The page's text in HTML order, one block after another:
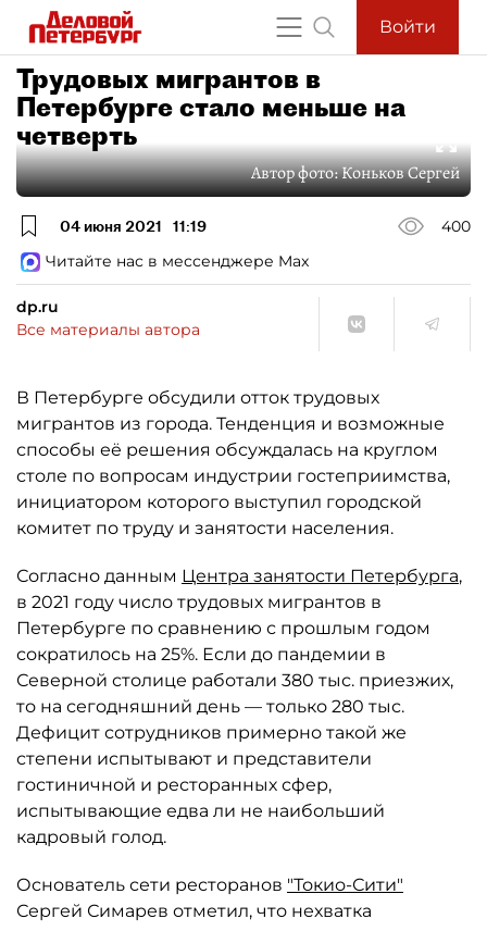
Войти
Трудовых мигрантов в
Петербурге стало меньше на
четверть
Автор фото:Коньков Сергей
04 июня 2021 11:19
400
Читайте нас в мессенджере Max
dp.ru
Все материалы автора
В Петербурге обсудили отток трудовых
мигрантов из города. Тенденция и возможные
способы её решения обсуждалась на круглом
столе по вопросам индустрии гостеприимства,
инициатором которого выступил городской
комитет по труду и занятости населения.
Согласно данным Центра занятости Петербурга,
в 2021 году число трудовых мигрантов в
Петербурге по сравнению с прошлым годом
сократилось на 25%. Если до пандемии в
Северной столице работали 380 тыс. приезжих,
то на сегодняшний день — только 280 тыс.
Дефицит сотрудников примерно такой же
степени испытывают и представители
гостиничной и ресторанных сфер,
испытывающие едва ли не наибольший
кадровый голод.
Основатель сети ресторанов "Токио-Сити"
Сергей Симарев отметил, что нехватка